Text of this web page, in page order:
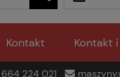
Kontakt Kontakt
664 224 021